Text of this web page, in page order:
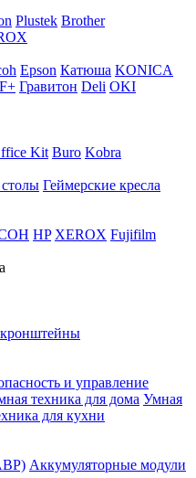
Plustek Brother
Epson Катюша KONICA
F+ Гравитон Deli OKI
Kit Buro Kobra
Геймерские кресла
HP XEROX Fujifilm
и управление
техника для дома Умная
для кухни
Аккумуляторные модули